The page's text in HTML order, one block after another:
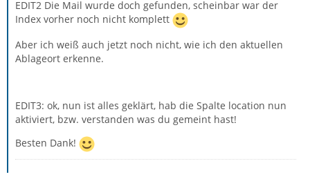
EDIT2 Die Mail wurde doch gefunden, scheinbar war der
Index vorher noch nicht komplett
Aber ich weiß auch jetzt noch nicht, wie ich den aktuellen
Ablageort erkenne.
EDIT3: ok, nun ist alles geklärt, hab die Spalte location nun
aktiviert, bzw. verstanden was du gemeint hast!
Besten Dank!